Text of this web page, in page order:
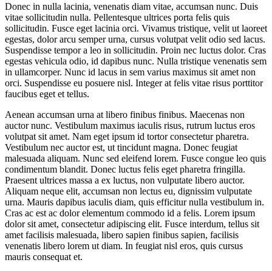
Donec in nulla lacinia, venenatis diam vitae, accumsan nunc. Duis
vitae sollicitudin nulla. Pellentesque ultrices porta felis quis
sollicitudin. Fusce eget lacinia orci. Vivamus tristique, velit ut laoreet
egestas, dolor arcu semper urna, cursus volutpat velit odio sed lacus.
Suspendisse tempor a leo in sollicitudin. Proin nec luctus dolor. Cras
egestas vehicula odio, id dapibus nunc. Nulla tristique venenatis sem
in ullamcorper. Nunc id lacus in sem varius maximus sit amet non
orci. Suspendisse eu posuere nisl. Integer at felis vitae risus porttitor
faucibus eget et tellus.
Aenean accumsan urna at libero finibus finibus. Maecenas non
auctor nunc. Vestibulum maximus iaculis risus, rutrum luctus eros
volutpat sit amet. Nam eget ipsum id tortor consectetur pharetra.
Vestibulum nec auctor est, ut tincidunt magna. Donec feugiat
malesuada aliquam. Nunc sed eleifend lorem. Fusce congue leo quis
condimentum blandit. Donec luctus felis eget pharetra fringilla.
Praesent ultrices massa a ex luctus, non vulputate libero auctor.
Aliquam neque elit, accumsan non lectus eu, dignissim vulputate
urna. Mauris dapibus iaculis diam, quis efficitur nulla vestibulum in.
Cras ac est ac dolor elementum commodo id a felis. Lorem ipsum
dolor sit amet, consectetur adipiscing elit. Fusce interdum, tellus sit
amet facilisis malesuada, libero sapien finibus sapien, facilisis
venenatis libero lorem ut diam. In feugiat nisl eros, quis cursus
mauris consequat et.